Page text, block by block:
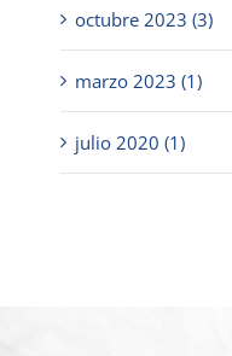
octubre 2023 (3)
marzo 2023 (1)
julio 2020 (1)